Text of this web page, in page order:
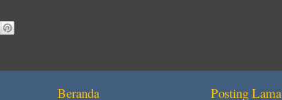
Posting Lama
Beranda